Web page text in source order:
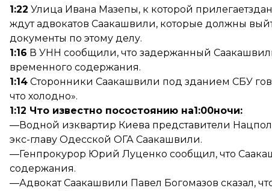
1:22 Улица Ивана Мазепы, к которой
ждут адвокатов Саакашвили, которые должны
документы по этому делу.
1:16 В УНН сообщили, что задержанный
временного содержания.
1:14 Сторонники Саакашвили под зданием СБУ
что холодно».
1:12 Что известно посостоянию на1:00ночи:
—Водной изквартир Киева представители
экс-главу Одесской ОГА Саакашвили.
—Генпрокурор Юрий Луценко сообщил, что
содержания.
—Адвокат Саакашвили Павел Богомазов сказал,